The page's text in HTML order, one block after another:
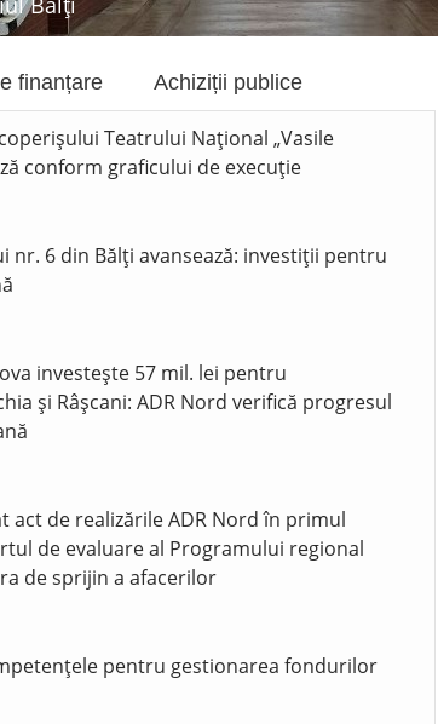
finanțare Achiziții publice
Teatrului Național „Vasile
conform graficului de execuție
nr. 6 din Bălți avansează: investiții pentru
investește 57 mil. lei pentru
și Râșcani: ADR Nord verifică progresul
act de realizările ADR Nord în primul
de evaluare al Programului regional
de sprijin a afacerilor
pentru gestionarea fondurilor